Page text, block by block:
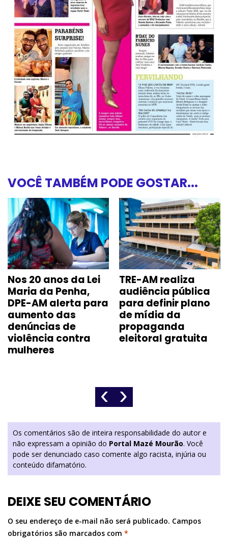
VOCÊ TAMBÉM PODE GOSTAR...
Nos 20 anos da Lei
Maria da Penha,
DPE-AM alerta para
aumento das
denúncias de
violência contra
mulheres
TRE-AM realiza
audiência pública
para definir plano
de mídia da
propaganda
eleitoral gratuita
‹ ›
Os comentários são de inteira responsabilidade do autor e
não expressam a opinião do Portal Mazé Mourão. Você
pode ser denunciado caso comente algo racista, injúria ou
conteúdo difamatório.
DEIXE SEU COMENTÁRIO
O seu endereço de e-mail não será publicado. Campos
obrigatórios são marcados com *